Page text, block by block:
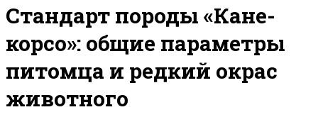
Стандарт породы «Кане-
корсо»: общие параметры
питомца и редкий окрас
животного